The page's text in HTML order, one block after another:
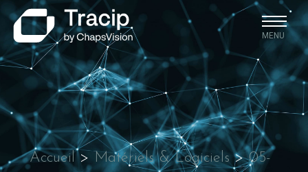
MENU
Accueil> Matériels & Logiciels>05-